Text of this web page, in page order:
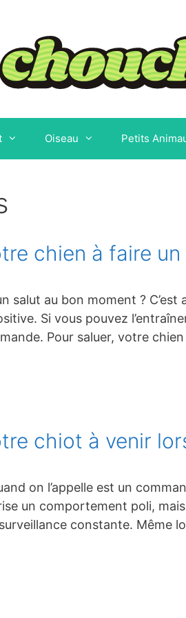
Oiseau Petits
chien à faire
salut au bon moment ?
Si vous pouvez
Pour saluer, votre
chiot à venir
on l’appelle est un
un comportement poli,
constante.